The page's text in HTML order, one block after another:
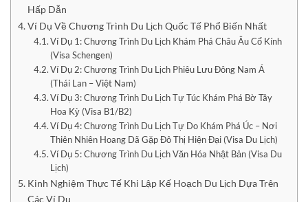
Hấp Dẫn
Ví Dụ Về Chương Trình Du Lịch Quốc Tế Phổ Biến Nhất
Ví Dụ 1: Chương Trình Du Lịch Khám Phá Châu Âu Cổ Kính
(Visa Schengen)
Ví Dụ 2: Chương Trình Du Lịch Phiêu Lưu Đông Nam Á
(Thái Lan – Việt Nam)
Ví Dụ 3: Chương Trình Du Lịch Tự Túc Khám Phá Bờ Tây
Hoa Kỳ (Visa B1/B2)
Ví Dụ 4: Chương Trình Du Lịch Tự Do Khám Phá Úc – Nơi
Thiên Nhiên Hoang Dã Gặp Đô Thị Hiện Đại (Visa Du Lịch)
Ví Dụ 5: Chương Trình Du Lịch Văn Hóa Nhật Bản (Visa Du
Lịch)
Kinh Nghiệm Thực Tế Khi Lập Kế Hoạch Du Lịch Dựa Trên
Các Ví Dụ